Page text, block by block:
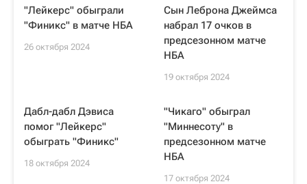
"Лейкерс" обыграли
"Финикс" в матче НБА
26 октября 2024
Сын Леброна Джеймса
набрал 17 очков в
предсезонном матче
НБА
19 октября 2024
Дабл-дабл Дэвиса
помог "Лейкерс"
обыграть "Финикс"
18 октября 2024
"Чикаго" обыграл
"Миннесоту" в
предсезонном матче
НБА
17 октября 2024